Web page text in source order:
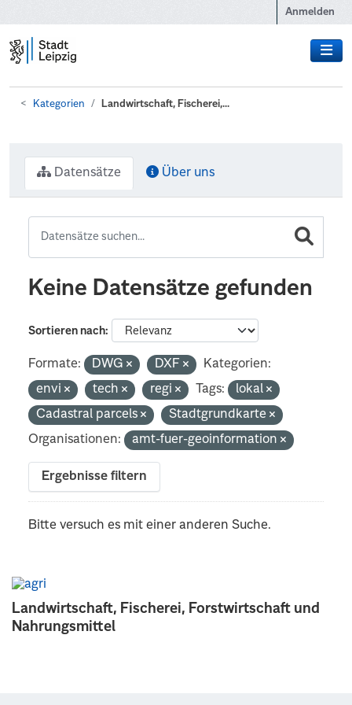
Anmelden
Kategorien Landwirtschaft, Fischerei,...
Landwirtschaft, Fischerei, Forstwirtschaft und
Nahrungsmittel
Datensätze Über uns
Keine Datensätze gefunden
Sortieren nach
Formate: DWG DXF
Kategorien:
envi
tech regi Tags:
lokal
Cadastral parcels
Stadtgrundkarte
Organisationen:
amt-fuer-geoinformation
Ergebnisse filtern
Bitte versuch es mit einer anderen Suche.